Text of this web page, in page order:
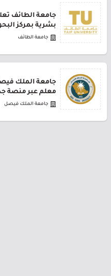
جامعة الطائف
بشرية بمركز
جامعة الطائف
جامعة الملك
معلم عبر منصة
جامعة الملك فيصل